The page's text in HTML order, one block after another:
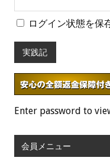
ログイン状態を保
実践記
Enter password to
会員メニュー